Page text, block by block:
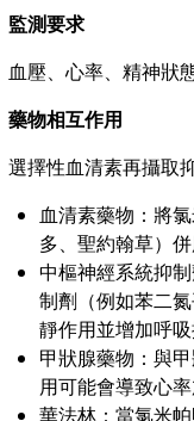
監測要求
血壓、心率、精神狀
藥物相互作用
選擇性血清素再攝取
血清素藥物：將
多、聖約翰草）
中樞神經系統抑
制劑（例如苯二
靜作用並增加呼吸
甲狀腺藥物：與
用可能會導致心
華法林：當氯米